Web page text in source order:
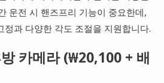
운전 시 핸즈프리 기능이 중요한데,
정과 다양한 각도 조절을 지원합니다.
카메라 (₩20,100 + 배